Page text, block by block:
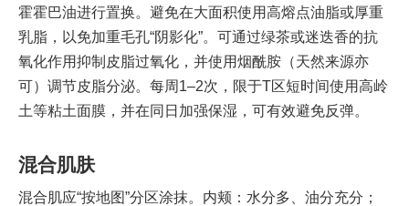
霍霍巴油进行置换。避免在大面积使用高熔点油脂或厚重
乳脂，以免加重毛孔“阴影化”。可通过绿茶或迷迭香的抗
氧化作用抑制皮脂过氧化，并使用烟酰胺（天然来源亦
可）调节皮脂分泌。每周1–2次，限于T区短时间使用高岭
土等粘土面膜，并在同日加强保湿，可有效避免反弹。
混合肌肤
混合肌应“按地图”分区涂抹。内颊：水分多、油分充分；